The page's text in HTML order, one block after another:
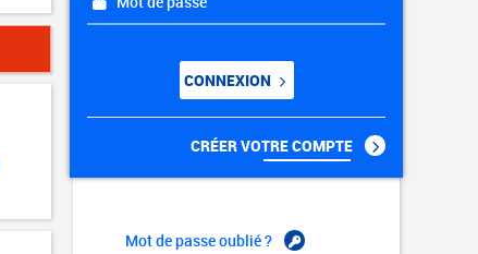
CONNEXION
CRÉER VOTRE COMPTE
Mot de passe oublié ?